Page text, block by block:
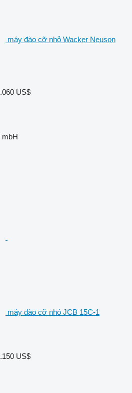
máy đào cỡ nhỏ Wacker Neuson
US$
mbH
máy đào cỡ nhỏ JCB 15C-1
US$